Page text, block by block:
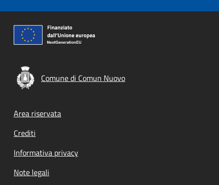
Comune di Comun Nuovo
Footer menu
Area riservata
Crediti
Informativa privacy
Note legali